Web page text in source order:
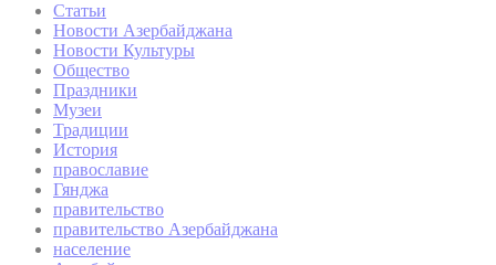
Статьи
Новости Азербайджана
Новости Культуры
Общество
Праздники
Музеи
Традиции
История
православие
Гянджа
правительство
правительство Азербайджана
население